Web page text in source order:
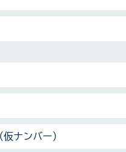
ナンバー）